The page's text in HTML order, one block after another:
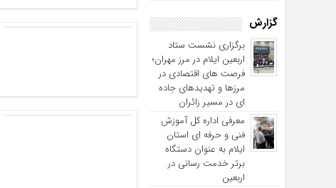
گزارش
برگزاری نشست ستاد
اربعین ایلام در مرز مهران؛
فرصت‌ های اقتصادی در
مرزها و تهدیدهای جاده‌
ای در مسیر زائران
معرفی اداره کل آموزش
فنی و حرفه‌ ای استان
ایلام به‌ عنوان دستگاه
برتر خدمت‌ رسانی در
اربعین